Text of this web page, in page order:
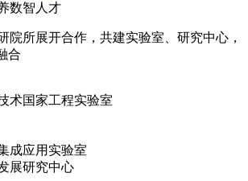
数智人才
院所展开合作，共建实验室、研究中心，
合
术国家工程实验室
成应用实验室
展研究中心